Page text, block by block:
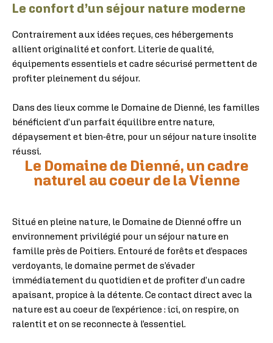
Le confort d’un séjour nature moderne
Contrairement aux idées reçues, ces hébergements
allient originalité et confort. Literie de qualité,
équipements essentiels et cadre sécurisé permettent de
profiter pleinement du séjour.
Dans des lieux comme le Domaine de Dienné, les familles
bénéficient d’un parfait équilibre entre nature,
dépaysement et bien-être, pour un séjour nature insolite
réussi.
Le Domaine de Dienné, un cadre
naturel au coeur de la Vienne
Situé en pleine nature, le Domaine de Dienné offre un
environnement privilégié pour un séjour nature en
famille près de Poitiers. Entouré de forêts et d’espaces
verdoyants, le domaine permet de s’évader
immédiatement du quotidien et de profiter d’un cadre
apaisant, propice à la détente. Ce contact direct avec la
nature est au coeur de l’expérience : ici, on respire, on
ralentit et on se reconnecte à l’essentiel.